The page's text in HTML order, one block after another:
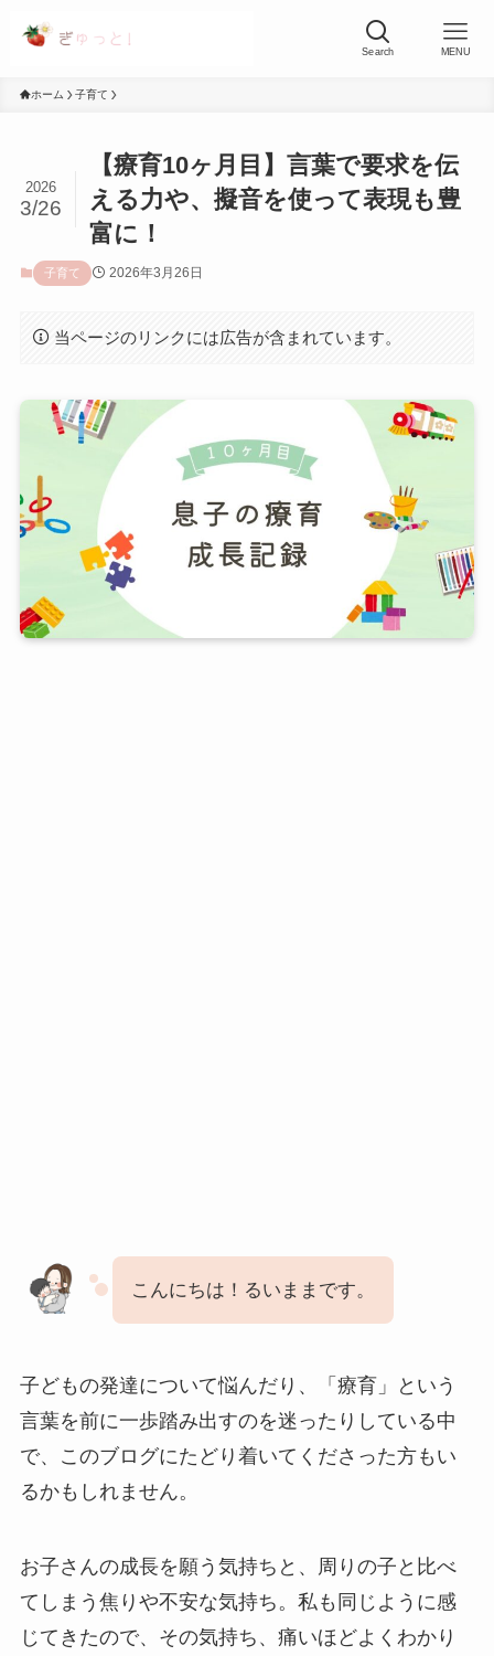
Search MENU
ホーム 子育て
【療育10ヶ月目】言葉で要求を伝
える力や、擬音を使って表現も豊
富に！
2026
3/26
子育て 2026年3月26日
当ページのリンクには広告が含まれています。
こんにちは！るいままです。
子どもの発達について悩んだり、「療育」という
言葉を前に一歩踏み出すのを迷ったりしている中
で、このブログにたどり着いてくださった方もい
るかもしれません。
お子さんの成長を願う気持ちと、周りの子と比べ
てしまう焦りや不安な気持ち。私も同じように感
じてきたので、その気持ち、痛いほどよくわかり